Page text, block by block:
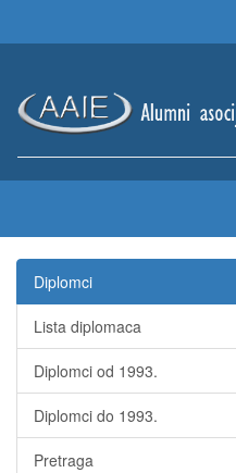
Diplomci
Lista diplomaca
Diplomci od 1993.
Diplomci do 1993.
Pretraga